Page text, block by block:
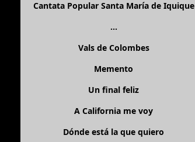
Cantata Popular Santa María de Iquique
...
Vals de Colombes
Memento
Un final feliz
A California me voy
Dónde está la que quiero